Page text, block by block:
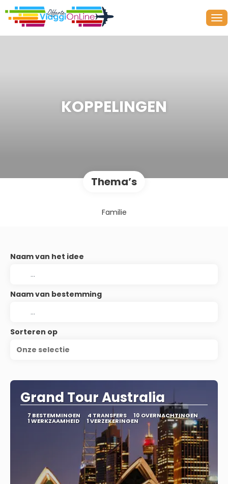
KOPPELINGEN
Thema’s
Familie
Naam van het idee
Naam van bestemming
Sorteren op
Onze selectie
Grand Tour Australia
7 BESTEMMINGEN 4 TRANSFERS 10 OVERNACHTINGEN
1 WERKZAAMHEID 1 VERZEKERINGEN